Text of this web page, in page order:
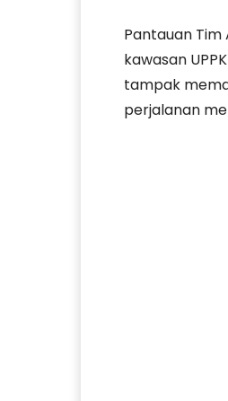
Pantauan
kawasan
tampak
perjalanan